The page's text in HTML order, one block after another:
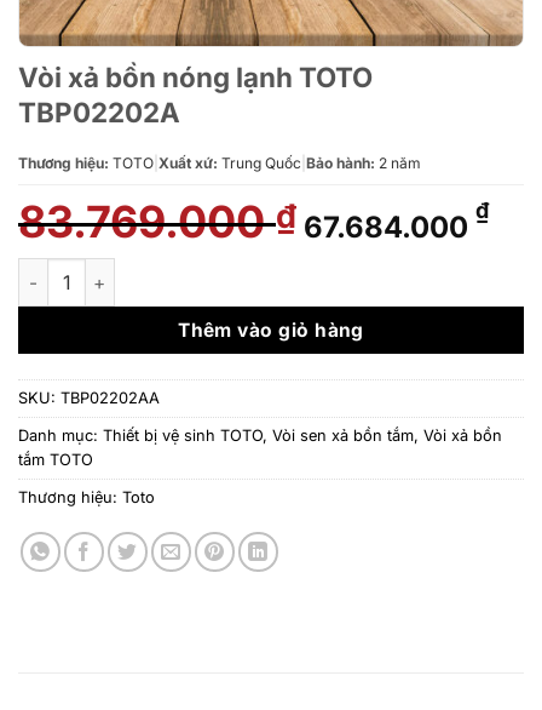
Vòi xả bồn nóng lạnh TOTO
TBP02202A
Thương hiệu: TOTO Xuất xứ: Trung Quốc Bảo hành: 2 năm
83.769.000₫ Giá
gốc
83.769.000 ₫.
67.684.000 ₫Giá
là:
Vòi xả bồn nóng lạnh TOTO TBP02202A số lượng
Thêm vào giỏ hàng
SKU: TBP02202AA
Danh mục: Thiết bị vệ sinh TOTO, Vòi sen xả bồn tắm, Vòi xả bồn
tắm TOTO
Thương hiệu: Toto